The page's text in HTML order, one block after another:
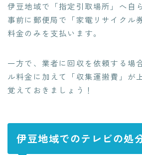
伊豆地域で「指定引取場所」へ自
事前に郵便局で「家電リサイクル
料金のみを支払います。
一方で、業者に回収を依頼する場
ル料金に加えて「収集運搬費」が
覚えておきましょう！
伊豆地域でのテレビの処